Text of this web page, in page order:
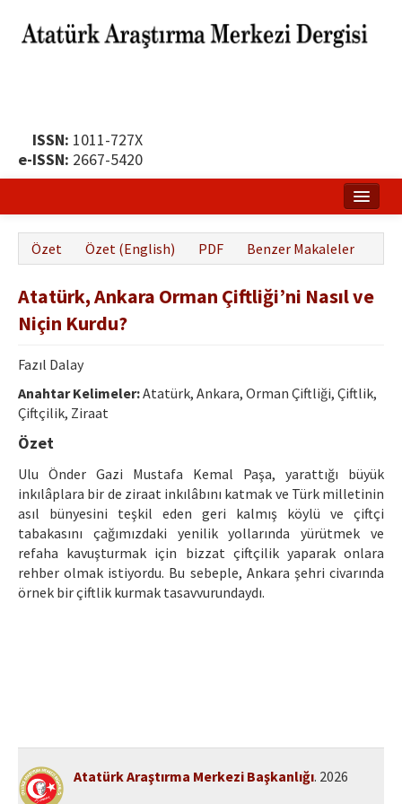
ISSN: 1011-727X
e-ISSN: 2667-5420
Hakkında
Yayın Politikası
Dergi Kurulları
Yayın İlkeleri
Etik İlkeler
Yazar Rehberi
Hakem Rehberi
İletişim
Özet Özet (English) PDF Benzer Makaleler
Atatürk, Ankara Orman Çiftliği’ni Nasıl ve
Niçin Kurdu?
Fazıl Dalay
Anahtar Kelimeler:Atatürk, Ankara, Orman Çiftliği, Çiftlik,
Çiftçilik, Ziraat
Özet
Ulu Önder Gazi Mustafa Kemal Paşa, yarattığı büyük
inkılâplara bir de ziraat inkılâbını katmak ve Türk milletinin
asıl bünyesini teşkil eden geri kalmış köylü ve çiftçi
tabakasını çağımızdaki yenilik yollarında yürütmek ve
refaha kavuşturmak için bizzat çiftçilik yaparak onlara
rehber olmak istiyordu. Bu sebeple, Ankara şehri civarında
örnek bir çiftlik kurmak tasavvurundaydı.
Atatürk Araştırma Merkezi Başkanlığı. 2026